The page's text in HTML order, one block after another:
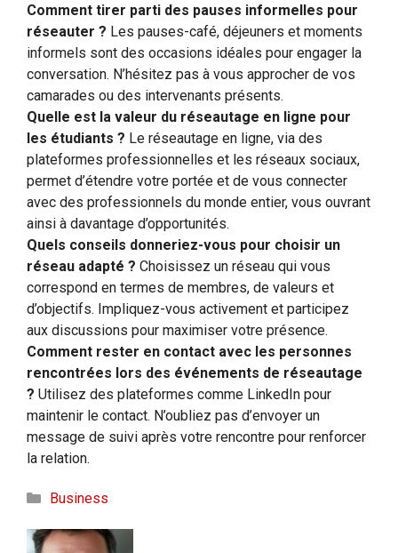
Comment tirer parti des pauses informelles pour
réseauter ? Les pauses-café, déjeuners et moments
informels sont des occasions idéales pour engager la
conversation. N’hésitez pas à vous approcher de vos
camarades ou des intervenants présents.
Quelle est la valeur du réseautage en ligne pour
les étudiants ? Le réseautage en ligne, via des
plateformes professionnelles et les réseaux sociaux,
permet d’étendre votre portée et de vous connecter
avec des professionnels du monde entier, vous ouvrant
ainsi à davantage d’opportunités.
Quels conseils donneriez-vous pour choisir un
réseau adapté ? Choisissez un réseau qui vous
correspond en termes de membres, de valeurs et
d’objectifs. Impliquez-vous activement et participez
aux discussions pour maximiser votre présence.
Comment rester en contact avec les personnes
rencontrées lors des événements de réseautage
? Utilisez des plateformes comme LinkedIn pour
maintenir le contact. N’oubliez pas d’envoyer un
message de suivi après votre rencontre pour renforcer
la relation.
Catégories
Business